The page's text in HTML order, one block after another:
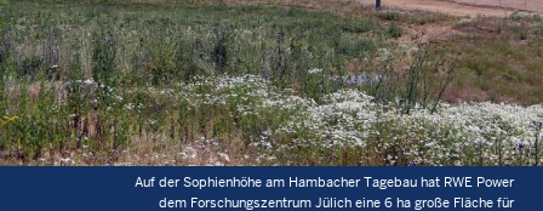
Auf der Sophienhöhe am Hambacher Tagebau hat RWE Power
dem Forschungszentrum Jülich eine 6 ha große Fläche für